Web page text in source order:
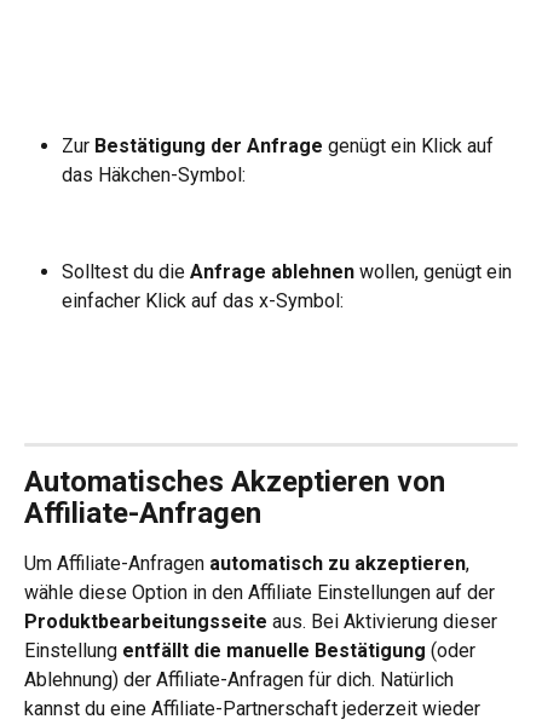
Zur Bestätigung der Anfrage genügt ein Klick auf
das Häkchen-Symbol:
Solltest du die Anfrage ablehnen wollen, genügt ein
einfacher Klick auf das x-Symbol:
Automatisches Akzeptieren von
Affiliate-Anfragen
Um Affiliate-Anfragen automatisch zu akzeptieren,
wähle diese Option in den Affiliate Einstellungen auf der
Produktbearbeitungsseite aus. Bei Aktivierung dieser
Einstellung entfällt die manuelle Bestätigung (oder
Ablehnung) der Affiliate-Anfragen für dich. Natürlich
kannst du eine Affiliate-Partnerschaft jederzeit wieder